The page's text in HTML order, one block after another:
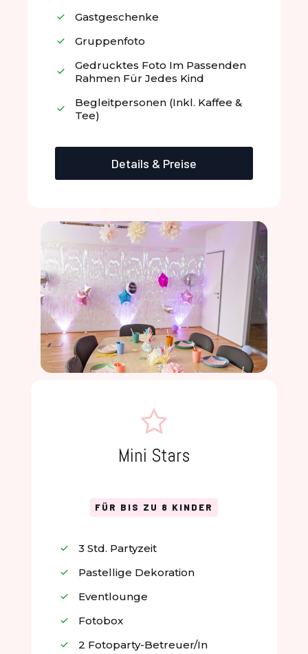
Gastgeschenke
Gruppenfoto
Gedrucktes Foto Im Passenden
Rahmen Für Jedes Kind
Begleitpersonen (inkl. Kaffee &
Tee)
Details & Preise
Mini Stars
FÜR BIS ZU 8 KINDER
3 Std. Partyzeit
Pastellige Dekoration
Eventlounge
Fotobox
2 Fotoparty-Betreuer/in